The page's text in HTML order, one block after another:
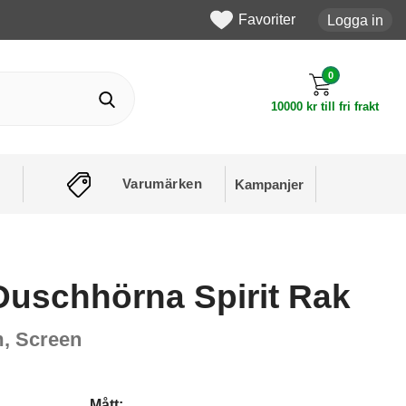
Favoriter Logga in
0
10000 kr till fri frakt
Varumärken Kampanjer
Spirit Rak
Screen